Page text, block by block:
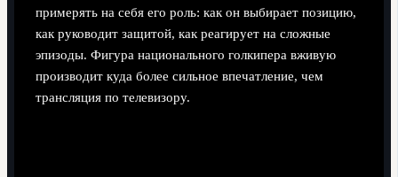
примерять на себя его роль: как он выбирает позицию,
как руководит защитой, как реагирует на сложные
эпизоды. Фигура национального голкипера вживую
производит куда более сильное впечатление, чем
трансляция по телевизору.